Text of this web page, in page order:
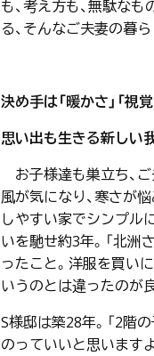
も、考え方も、無駄な
る、そんなご夫妻の暮
決め手は「暖かさ」「視
思い出も生きる新しい
お子様達も巣立ち、
風が気になり、寒さが
しやすい家でシンプル
いを馳せ約3年。「北洲
ったこと。洋服を買い
いうのとは違ったのが
S様邸は築28年。「2階
のっていいと思います